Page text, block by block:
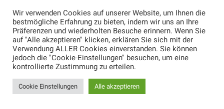
November 2023
Juli 2023
Mai 2022
August 2021
Wir verwenden Cookies auf unserer Website, um Ihnen die
bestmögliche Erfahrung zu bieten, indem wir uns an Ihre
Präferenzen und wiederholten Besuche erinnern. Wenn Sie
auf "Alle akzeptieren" klicken, erklären Sie sich mit der
Verwendung ALLER Cookies einverstanden. Sie können
jedoch die "Cookie-Einstellungen" besuchen, um eine
kontrollierte Zustimmung zu erteilen.
Cookie Einstellungen Alle akzeptieren